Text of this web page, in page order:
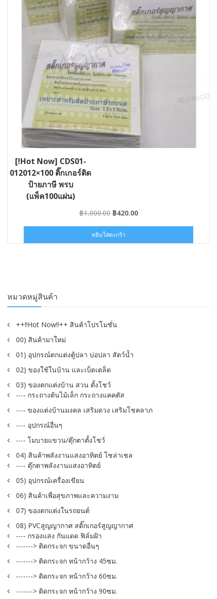
[!Hot Now] CDS01-
012012×100 ติ๊กเกอร์ติด
ป้ายภาษี พรบ
(แพ็ค100แผ่น)
฿1,000.00 Original
was:
฿1,000.00.
฿420.00Current
฿420.00.
หยิบใส่ตะกร้า
หมวดหมู่สินค้า
++!!Hot Now!!++ สินค้าโปรโมชั่น
00) สินค้ามาใหม่
01) อุปกรณ์ตกแต่งตู้ปลา บ่อปลา สัตว์น้ำ
02) ของใช้ในบ้าน และเบ็ดเตล็ด
03) ของตกแต่งบ้าน สวน ตั้งโชว์
---- กระถางต้นไม้เล็ก กระถางแคคตัส
---- ของแต่งบ้านมงคล เสริมดวง เสริมโชคลาภ
---- อุปกรณ์อื่นๆ
---- โมบายแขวน/ตุ๊กตาตั้งโชว์
04) สินค้าพลังงานแสงอาทิตย์ โซล่าเซล
---- ตุ๊กตาพลังงานแสงอาทิตย์
05) อุปกรณ์เครื่องเขียน
06) สินค้าเพื่อสุขภาพและความงาม
07) ของตกแต่งในรถยนต์
08) PVCสูญญากาศ สติ๊กเกอร์สูญญากาศ
---- กรองแสง กันแดด ฟิล์มฝ้า
-------> ติดกระจก ขนาดอื่นๆ
-------> ติดกระจก หน้ากว้าง 45ซม.
-------> ติดกระจก หน้ากว้าง 60ซม.
-------> ติดกระจก หน้ากว้าง 90ซม.